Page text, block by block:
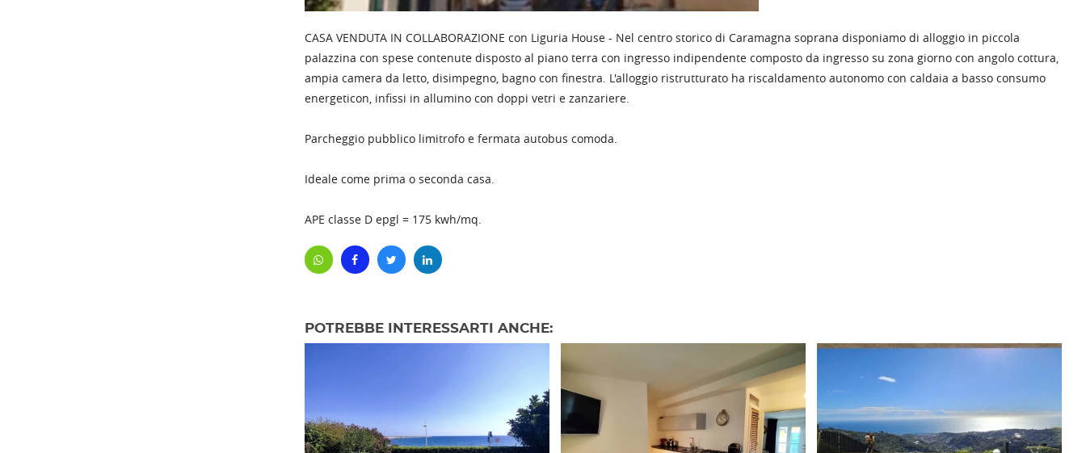
CASA VENDUTA IN COLLABORAZIONE con Liguria House - Nel centro storico di Caramagna soprana disponiamo di alloggio in piccola
palazzina con spese contenute disposto al piano terra con ingresso indipendente composto da ingresso su zona giorno con angolo cottura,
ampia camera da letto, disimpegno, bagno con finestra. L'alloggio ristrutturato ha riscaldamento autonomo con caldaia a basso consumo
energeticon, infissi in allumino con doppi vetri e zanzariere.
Parcheggio pubblico limitrofo e fermata autobus comoda.
Ideale come prima o seconda casa.
APE classe D epgl = 175 kwh/mq.
POTREBBE INTERESSARTI ANCHE: